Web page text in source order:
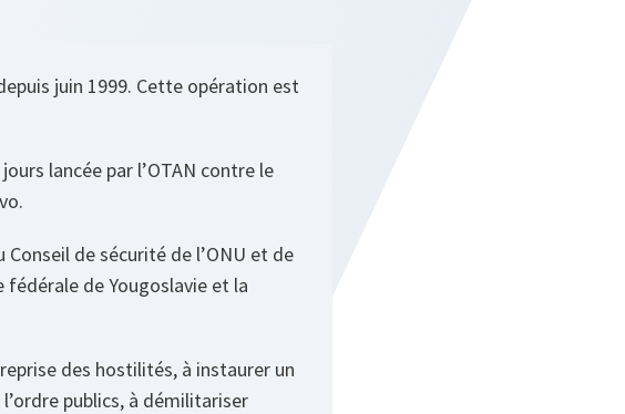
juin 1999. Cette opération est
lancée par l’OTAN contre le
de sécurité de l’ONU et de
fédérale de Yougoslavie et la
des hostilités, à instaurer un
publics, à démilitariser